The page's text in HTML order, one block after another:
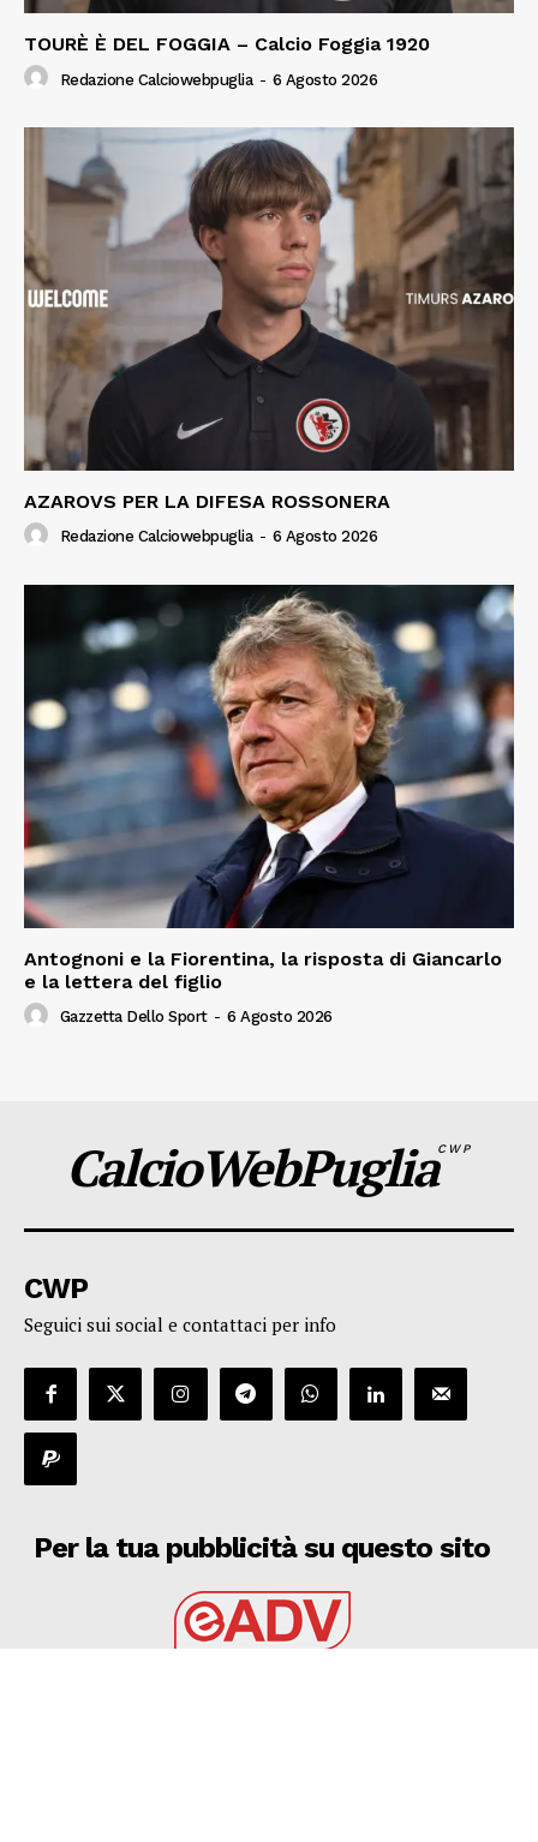
TOURÈ È DEL FOGGIA – Calcio Foggia 1920
Redazione Calciowebpuglia - 6 Agosto 2026
AZAROVS PER LA DIFESA ROSSONERA
Redazione Calciowebpuglia - 6 Agosto 2026
Antognoni e la Fiorentina, la risposta di Giancarlo
e la lettera del figlio
Gazzetta Dello Sport - 6 Agosto 2026
CalcioWebPugliaCWP
CWP
Seguici sui social e contattaci per info
Per la tua pubblicità su questo sito